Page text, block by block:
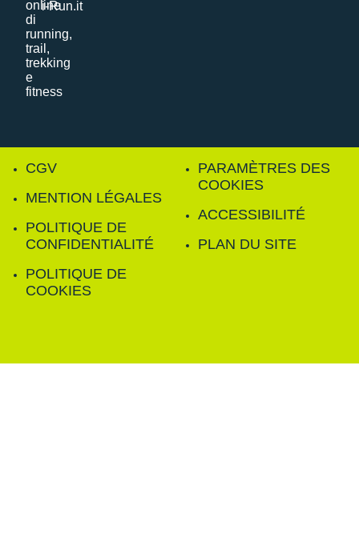
i-Run.it
CGV
MENTION LÉGALES
POLITIQUE DE
CONFIDENTIALITÉ
POLITIQUE DE
COOKIES
PARAMÈTRES DES
COOKIES
ACCESSIBILITÉ
PLAN DU SITE